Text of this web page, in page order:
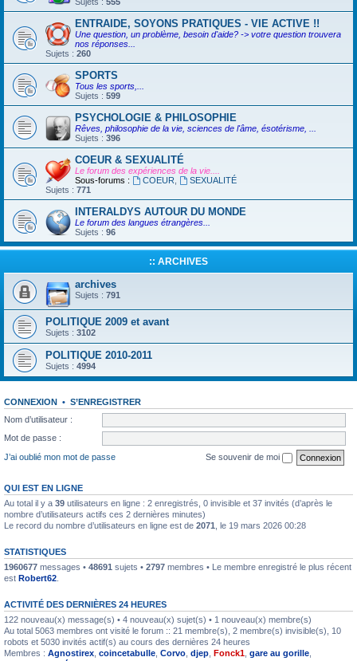
ENTRAIDE, SOYONS PRATIQUES - VIE ACTIVE !!
Une question, un problème, besoin d'aide? -> votre question trouvera
nos réponses...
Sujets : 260
SPORTS
Tous les sports,...
Sujets : 599
PSYCHOLOGIE & PHILOSOPHIE
Rêves, philosophie de la vie, sciences de l'âme, ésotérisme, ...
Sujets : 396
COEUR & SEXUALITÉ
Le forum des expériences de la vie....
Sous-forums :
COEUR
SEXUALITÉ
Sujets : 771
INTERALDYS AUTOUR DU MONDE
Le forum des langues étrangères...
Sujets : 96
:: ARCHIVES
archives
Sujets : 791
POLITIQUE 2009 et avant
Sujets : 3102
POLITIQUE 2010-2011
Sujets : 4994
CONNEXION • S’ENREGISTRER
Nom d’utilisateur :
Mot de passe :
J’ai oublié mon mot de passe
Se souvenir de moi
QUI EST EN LIGNE
Au total il y a 39 utilisateurs en ligne : 2 enregistrés, 0 invisible et 37 invités (d’après le
nombre d’utilisateurs actifs ces 2 dernières minutes)
Le record du nombre d’utilisateurs en ligne est de 2071 , le 19 mars 2026 00:28
STATISTIQUES
1960677 messages • 48691 sujets • 2797 membres • Le membre enregistré le plus récent
est Robert62
ACTIVITÉ DES DERNIÈRES 24 HEURES
122 nouveau(x) message(s) • 4 nouveau(x) sujet(s) • 1 nouveau(x) membre(s)
Au total 5063 membres ont visité le forum :: 21 membre(s), 2 membre(s) invisible(s), 10
robots et 5030 invités actif(s) au cours des dernières 24 heures
Membres : Agnostirex coincetabulle Corvo djep Fonck1 gare au gorille